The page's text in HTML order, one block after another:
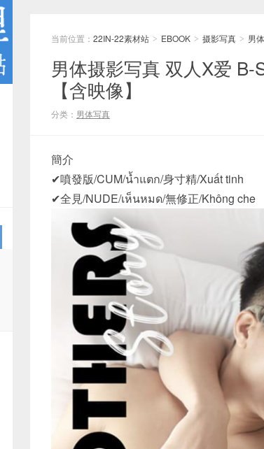
当前位置： 22IN-22素材站 > EBOOK > 摄影写真 > 男
男体摄影写真 双人X爱 B-
【含映像】
分类： 男体写真
簡介
✔噴發版/CUM/น้ำแตก/身寸精/Xuất tinh
✔全見/NUDE/เห็นหมด/無修正/Không che